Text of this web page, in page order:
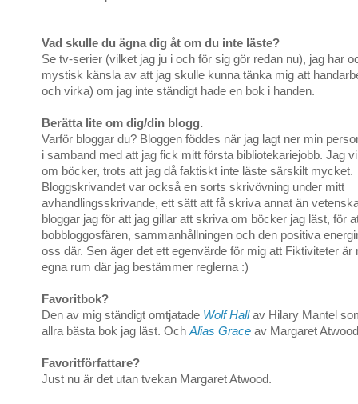
Vad skulle du ägna dig åt om du inte läste?
Se tv-serier (vilket jag ju i och för sig gör redan nu), jag har
mystisk känsla av att jag skulle kunna tänka mig att
och virka) om jag inte ständigt hade en bok i handen.
Berätta lite om dig/din blogg.
Varför bloggar du? Bloggen föddes när jag lagt ner min
i samband med att jag fick mitt första bibliotekariejobb. Jag
om böcker, trots att jag då faktiskt inte läste särskilt mycket.
Bloggskrivandet var också en sorts skrivövning under mitt
avhandlingsskrivande, ett sätt att få skriva annat än
bloggar jag för att jag gillar att skriva om böcker jag läst, för
bobbloggosfären, sammanhållningen och den positiva
oss där. Sen äger det ett egenvärde för mig att Fiktiviteter är
egna rum där jag bestämmer reglerna :)
Favoritbok?
Den av mig ständigt omtjatade Wolf Hallav Hilary Mantel
allra bästa bok jag läst. OchAlias Grace av Margaret
Favoritförfattare?
Just nu är det utan tvekan Margaret Atwood.